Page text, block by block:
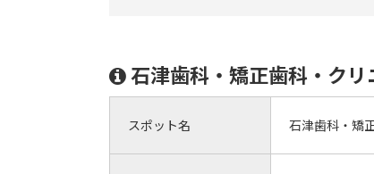
石津歯科・矯正歯科・ク
スポット名 石津歯科・矯